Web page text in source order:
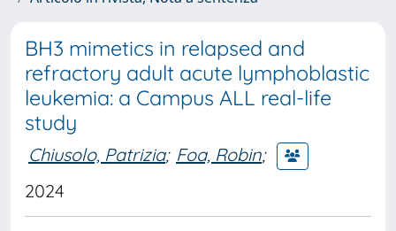
BH3 mimetics in relapsed and
refractory adult acute lymphoblastic
leukemia: a Campus ALL real-life
study
Chiusolo, Patrizia; Foa, Robin;
2024